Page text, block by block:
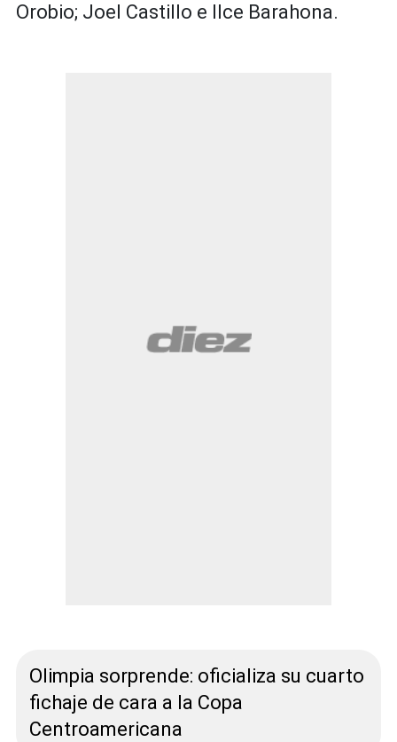
Orobio; Joel Castillo e Ilce Barahona.
Olimpia sorprende: oficializa su cuarto
fichaje de cara a la Copa
Centroamericana